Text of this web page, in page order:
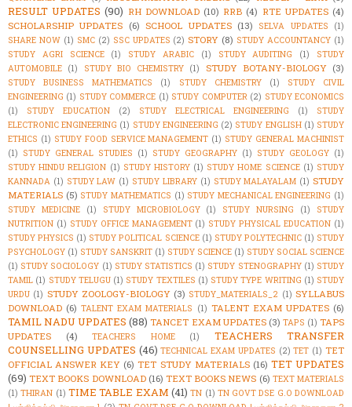
RESULT UPDATES (90) RH DOWNLOAD (10) RRB (4) RTE UPDATES (4)
SCHOLARSHIP UPDATES (6) SCHOOL UPDATES (13) SELVA UPDATES
(1)
SHARE NOW (1) SMC (2) SSC UPDATES (2) STORY (8) STUDY ACCOUNTANCY (1)
STUDY AGRI SCIENCE
(1) STUDY ARABIC (1) STUDY AUDITING (1)
STUDY
AUTOMOBILE (1) STUDY BIO CHEMISTRY (1) STUDY BOTANY-BIOLOGY (3)
STUDY BUSINESS MATHEMATICS (1) STUDY CHEMISTRY (1)
STUDY CIVIL
ENGINEERING (1) STUDY COMMERCE (1) STUDY COMPUTER (2) STUDY ECONOMICS
(1)
STUDY EDUCATION (2) STUDY ELECTRICAL ENGINEERING (1)
STUDY
ELECTRONIC ENGINEERING (1) STUDY ENGINEERING (2) STUDY ENGLISH (1) STUDY
ETHICS (1) STUDY FOOD SERVICE MANAGEMENT (1) STUDY GENERAL MACHINIST
(1) STUDY GENERAL STUDIES (1) STUDY GEOGRAPHY (1) STUDY GEOLOGY (1)
STUDY HINDU RELIGION (1) STUDY HISTORY (1) STUDY HOME SCIENCE (1) STUDY
KANNADA (1) STUDY LAW (1) STUDY LIBRARY (1) STUDY MALAYALAM (1) STUDY
MATERIALS (5) STUDY MATHEMATICS (1) STUDY MECHANICAL ENGINEERING (1)
STUDY MEDICINE
(1) STUDY MICROBIOLOGY (1) STUDY NURSING (1)
STUDY
NUTRITION (1) STUDY OFFICE MANAGEMENT (1) STUDY PHYSICAL EDUCATION (1)
STUDY PHYSICS (1) STUDY POLITICAL SCIENCE (1) STUDY POLYTECHNIC (1) STUDY
PSYCHOLOGY (1) STUDY SANSKRIT (1) STUDY SCIENCE (1) STUDY SOCIAL SCIENCE
(1) STUDY SOCIOLOGY (1) STUDY STATISTICS (1) STUDY STENOGRAPHY (1) STUDY
TAMIL (1) STUDY TELUGU (1) STUDY TEXTILES (1) STUDY TYPE WRITING (1) STUDY
URDU (1) STUDY ZOOLOGY-BIOLOGY (3) STUDY_MATERIALS_2 (1) SYLLABUS
DOWNLOAD (6) TALENT EXAM MATERIALS (1) TALENT EXAM UPDATES (6)
TAMIL NADU UPDATES (88) TANCET EXAM UPDATES (3) TAPS (1) TAPS
UPDATES
(4) TEACHERS HOME (1)
TEACHERS TRANSFER
COUNSELLING UPDATES (46) TECHNICAL EXAM UPDATES (2) TET (1) TET
OFFICIAL ANSWER KEY (6) TET STUDY MATERIALS (16) TET UPDATES
(69) TEXT BOOKS DOWNLOAD (16) TEXT BOOKS NEWS (6) TEXT MATERIALS
(1) THIRAN (1) TIME TABLE EXAM (41) TN (1) TN GOVT DSE G.O DOWNLOAD